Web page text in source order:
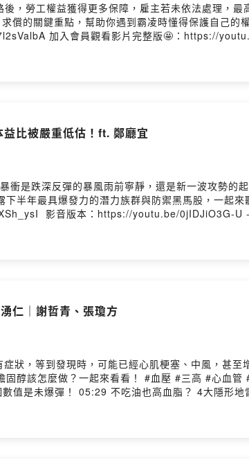
，勞工權益獲得更多保障，雇主若未依法處理，最
償的關鍵重點，幫助你遇到霸凌時懂得保護自己的
益比被嚴重低估！ft. 鄭廳宜
是跌深反彈的暴風雨前寧靜，還是新一波攻勢的
半年最具爆發力的潛力族群與防禦黑馬股，一起
仁｜謝哲青、張瓊方
狀，等到發現時，可能已經心肌梗塞、中風，甚至
血壓 #三高 #心血管 #心肌梗塞 #血脂
值是未爆彈！ 05:29 不吃油也高血脂？ 4大隱形地